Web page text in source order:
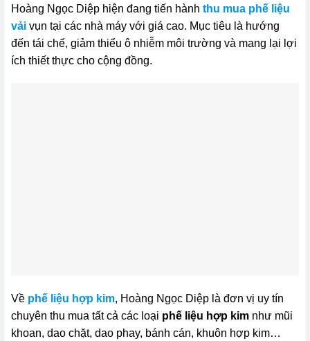
Hoàng Ngọc Diệp hiện đang tiến hành thu mua phế liệu
vảivụn tại các nhà máy với giá cao. Mục tiêu là hướng
đến tái chế, giảm thiểu ô nhiễm môi trường và mang lại lợi
ích thiết thực cho cộng đồng.
Về phế liệu hợp kim, Hoàng Ngọc Diệp là đơn vị uy tín
chuyên thu mua tất cả các loại phế liệu hợp kimnhư mũi
khoan, dao chặt, dao phay, bánh cán, khuôn hợp kim…